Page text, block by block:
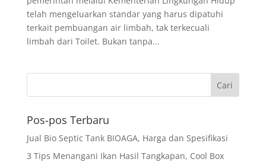
telah mengeluarkan standar yang harus dipatuhi
terkait pembuangan air limbah, tak terkecuali
limbah dari Toilet. Bukan tanpa...
Pos-pos Terbaru
Jual Bio Septic Tank BIOAGA, Harga dan Spesifikasi
3 Tips Menangani Ikan Hasil Tangkapan, Cool Box